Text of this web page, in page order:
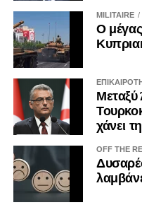
MILITAIRE
Ο
Μεταξύ
χάνει
OFF THE